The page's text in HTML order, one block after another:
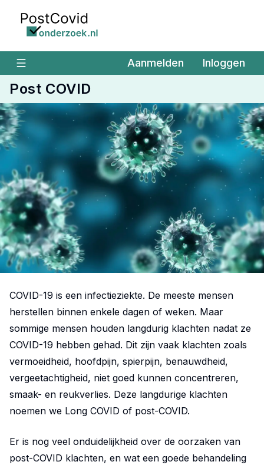
Ga naar de hoofdinhoud
Aanmelden Inloggen
Post COVID
COVID-19 is een infectieziekte. De meeste mensen
herstellen binnen enkele dagen of weken. Maar
sommige mensen houden langdurig klachten nadat ze
COVID-19 hebben gehad. Dit zijn vaak klachten zoals
vermoeidheid, hoofdpijn, spierpijn, benauwdheid,
vergeetachtigheid, niet goed kunnen concentreren,
smaak- en reukverlies. Deze langdurige klachten
noemen we Long COVID of post-COVID.
Er is nog veel onduidelijkheid over de oorzaken van
post-COVID klachten, en wat een goede behandeling